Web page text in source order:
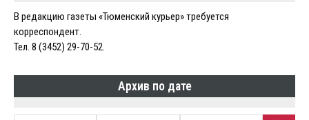
В редакцию газеты «Тюменский курьер» требуется
корреспондент.
Тел. 8 (3452) 29-70-52.
Архив по дате